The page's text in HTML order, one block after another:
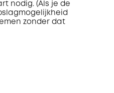
nodig. (Als je de
zonder dat